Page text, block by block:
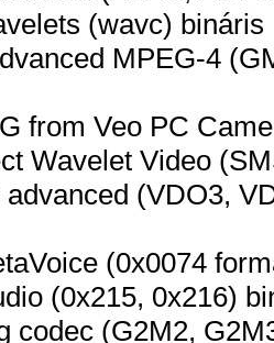
(wavc) bináris
MPEG-4
from Veo PC
Wavelet Video
(VDO3,
(0x0074
(0x215, 0x216)
codec (G2M2,